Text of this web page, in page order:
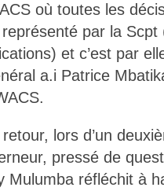
où toutes les
par la Scpt
et c’est par
a.i Patrice
lors d’un
pressé de
Mulumba réfléchit à